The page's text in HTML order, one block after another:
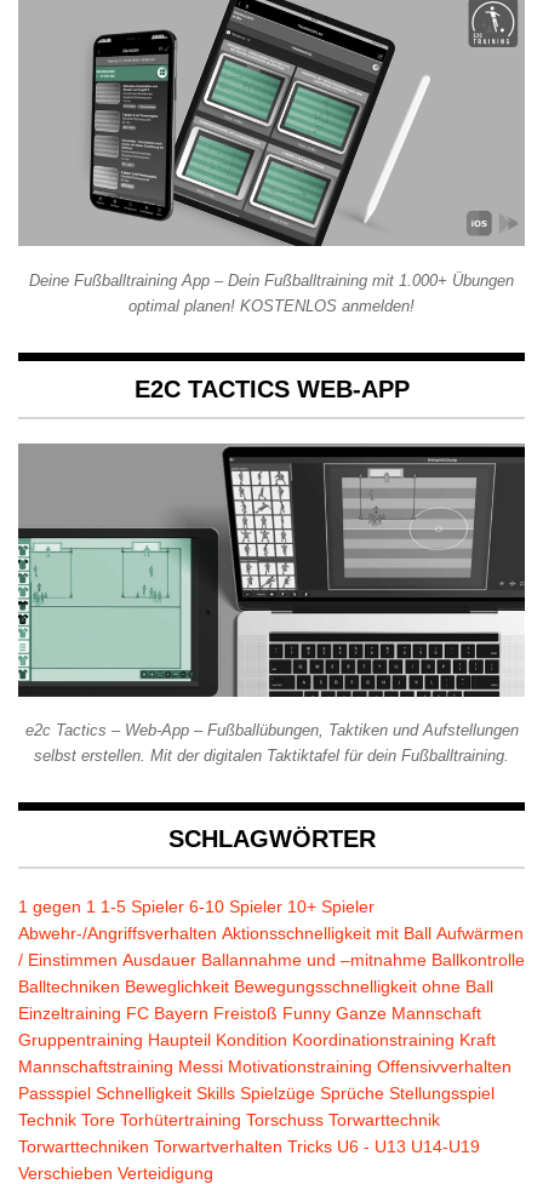
Deine Fußballtraining App – Dein Fußballtraining mit 1.000+ Übungen
optimal planen! KOSTENLOS anmelden!
E2C TACTICS WEB-APP
e2c Tactics – Web-App – Fußballübungen, Taktiken und Aufstellungen
selbst erstellen. Mit der digitalen Taktiktafel für dein Fußballtraining.
SCHLAGWÖRTER
1 gegen 1 1-5 Spieler 6-10 Spieler 10+ Spieler
Abwehr-/Angriffsverhalten Aktionsschnelligkeit mit Ball Aufwärmen
/ Einstimmen Ausdauer Ballannahme und –mitnahme Ballkontrolle
Balltechniken Beweglichkeit Bewegungsschnelligkeit ohne Ball
Einzeltraining FC Bayern Freistoß Funny Ganze Mannschaft
Gruppentraining Haupteil Kondition Koordinationstraining Kraft
Mannschaftstraining Messi Motivationstraining Offensivverhalten
Passspiel Schnelligkeit Skills Spielzüge Sprüche Stellungsspiel
Technik Tore Torhütertraining Torschuss Torwarttechnik
Torwarttechniken Torwartverhalten Tricks U6 - U13 U14-U19
Verschieben Verteidigung